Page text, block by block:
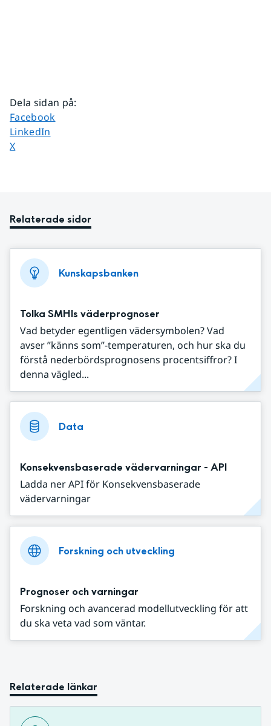
Dela sidan på:
Dela sidan på
Facebook
Dela sidan på
LinkedIn
Dela sidan på
X
Relaterade sidor
Kunskapsbanken
Tolka SMHIs väderprognoser
Vad betyder egentligen vädersymbolen? Vad
avser ”känns som”-temperaturen, och hur ska du
förstå nederbördsprognosens procentsiffror? I
denna vägled...
Data
Konsekvensbaserade vädervarningar - API
Ladda ner API för Konsekvensbaserade
vädervarningar
Forskning och utveckling
Prognoser och varningar
Forskning och avancerad modellutveckling för att
du ska veta vad som väntar.
Relaterade länkar